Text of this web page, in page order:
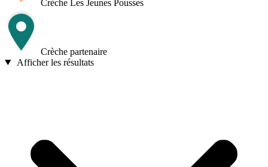
Crèche Les Jeunes Pousses
Crèche partenaire
Afficher les résultats